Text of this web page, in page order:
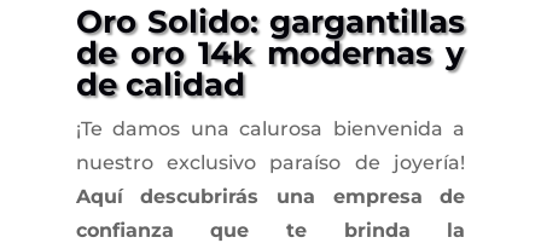
Oro Solido: gargantillas
de oro 14k modernas y
de calidad
¡Te damos una calurosa bienvenida a
nuestro exclusivo paraíso de joyería!
Aquí descubrirás una empresa de
confianza que te brinda la